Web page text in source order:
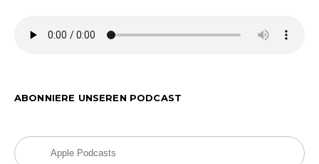
ABONNIERE UNSEREN PODCAST
Apple Podcasts